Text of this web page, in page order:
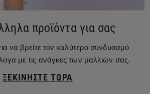
προϊόντα για σας
να βρείτε τον καλύτερο συνδυασμό
με τις ανάγκες των μαλλιών σας.
ΞΕΚΙΝΉΣΤΕ ΤΏΡΑ